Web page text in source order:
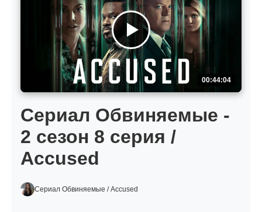
00:44:04
Сериал Обвиняемые -
2 сезон 8 серия /
Accused
Сериал Обвиняемые / Accused